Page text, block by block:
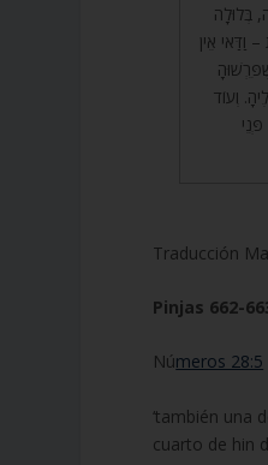
בְּלוּלָה
וַדַּאי אֵין
וְעוֹד
Traducción
Pinjas 662-
Números 28:5
‘también una
cuarto de hin